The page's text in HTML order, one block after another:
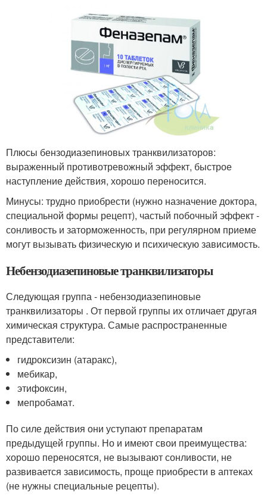
Плюсы бензодиазепиновых транквилизаторов:
выраженный противотревожный эффект, быстрое
наступление действия, хорошо переносится.
Минусы: трудно приобрести (нужно назначение доктора,
специальной формы рецепт), частый побочный эффект -
сонливость и заторможенность, при регулярном приеме
могут вызывать физическую и психическую зависимость.
Небензодиазепиновые транквилизаторы
Следующая группа - небензодиазепиновые
транквилизаторы . От первой группы их отличает другая
химическая структура. Самые распространенные
представители:
гидроксизин (атаракс),
мебикар,
этифоксин,
мепробамат.
По силе действия они уступают препаратам
предыдущей группы. Но и имеют свои преимущества:
хорошо переносятся, не вызывают сонливости, не
развивается зависимость, проще приобрести в аптеках
(не нужны специальные рецепты).